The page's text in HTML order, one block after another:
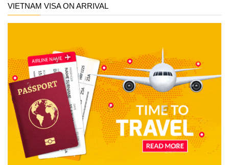
VIETNAM VISA ON ARRIVAL